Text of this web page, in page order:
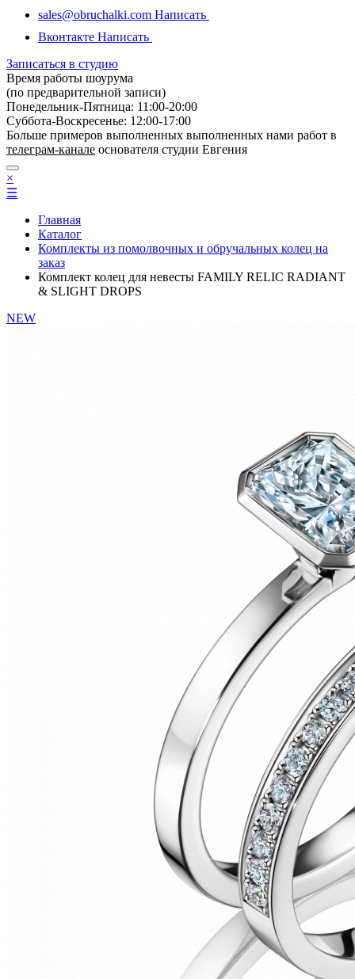
sales@obruchalki.com Написать
Вконтакте Написать
Записаться в студию
Время работы шоурума
(по предварительной записи)
Понедельник-Пятница: 11:00-20:00
Суббота-Bоcкресенье: 12:00-17:00
Больше примеров выполненных выполненных нами работ в
телеграм-канале основателя студии Евгения
×
☰
Главная
Каталог
Комплекты из помолвочных и обручальных колец на
заказ
Комплект колец для невесты FAMILY RELIC RADIANT
& SLIGHT DROPS
NEW